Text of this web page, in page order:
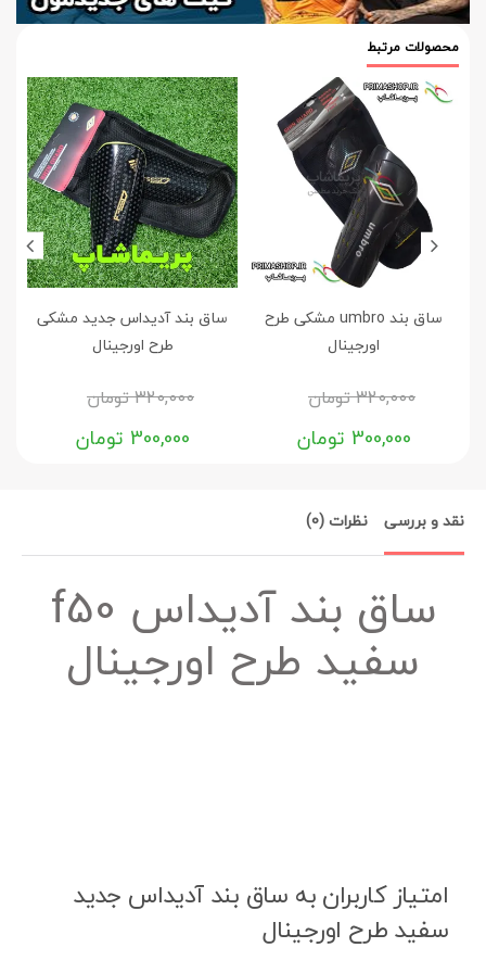
محصولات مرتبط
ساق بند umbro مشکی طرح
اورجینال
320,000تومان
300,000 تومان
ساق بند آدیداس جدید مشکی
طرح اورجینال
320,000تومان
300,000 تومان
نقد و بررسی نظرات (0)
ساق بند آدیداس f50
سفید طرح اورجینال
امتیاز کاربران به ساق بند آدیداس جدید
سفید طرح اورجینال